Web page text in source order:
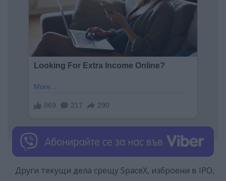
Други текущи дела срещу SpaceX, изброени в IPO,